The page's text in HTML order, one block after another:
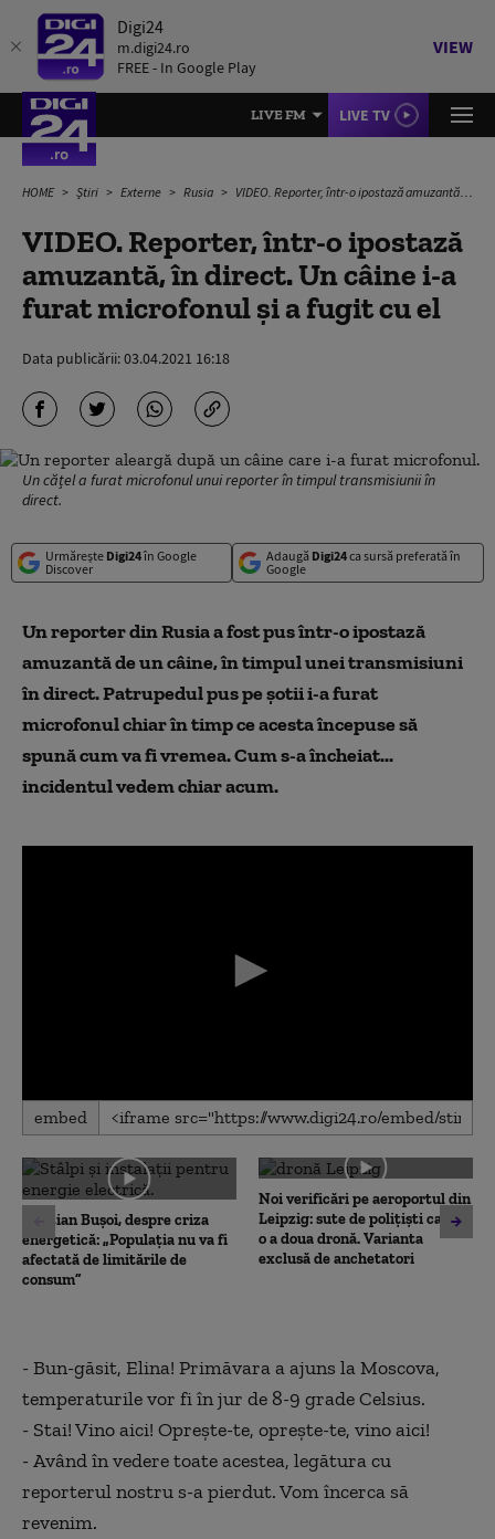
Digi24
m.digi24.ro
FREE - In Google Play
VIEW
LIVE FM LIVE TV
HOME Știri Externe Rusia VIDEO. Reporter, într-o ipostază amuzantă, în direct. Un câine i-a furat microfonul și a fugit cu el
VIDEO. Reporter, într-o ipostază
amuzantă, în direct. Un câine i-a
furat microfonul și a fugit cu el
Data publicării:03.04.2021 16:18
Un cățel a furat microfonul unui reporter în timpul transmisiunii în
direct.
Urmărește Digi24în Google
Discover
Adaugă Digi24ca sursă preferată în
Google
Un reporter din Rusia a fost pus într-o ipostază
amuzantă de un câine,în timpul unei transmisiuni
în direct. Patrupedul pus pe șotii i-a furat
microfonul chiar în timp ce acesta începuse să
spună cum va fi vremea. Cum s-a încheiat...
incidentul vedem chiar acum.
0
seconds
0
seconds
embed
Cristian Bușoi, despre criza
energetică: „Populația nu va fi
afectată de limitările de
consum”
Noi verificări pe aeroportul din
Leipzig: sute de polițiști caută
o a doua dronă. Varianta
exclusă de anchetatori
- Bun-găsit, Elina! Primăvara a ajuns la Moscova,
temperaturile vor fi în jur de 8-9 grade Celsius.
- Stai! Vino aici! Oprește-te, oprește-te, vino aici!
- Având în vedere toate acestea, legătura cu
reporterul nostru s-a pierdut. Vom încerca să
revenim.